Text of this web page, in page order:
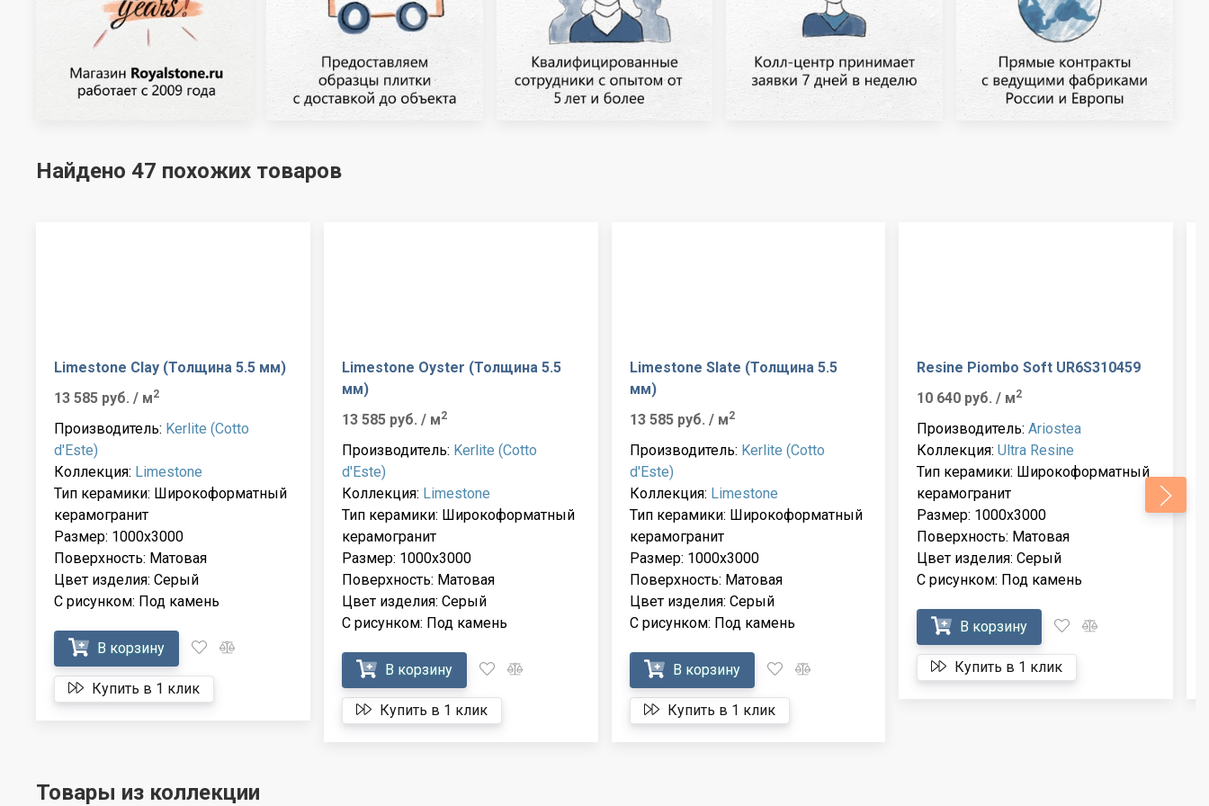
Найдено 47 похожих товаров
Limestone Clay (Толщина 5.5 мм)
13 585 руб. / м2
Производитель: Kerlite (Cotto
d'Este)
Коллекция: Limestone
Тип керамики: Широкоформатный
керамогранит
Размер: 1000x3000
Поверхность: Матовая
Цвет изделия: Серый
С рисунком: Под камень
В корзину
Купить в 1 клик
Limestone Oyster (Толщина 5.5
мм)
13 585 руб. / м2
Производитель: Kerlite (Cotto
d'Este)
Коллекция: Limestone
Тип керамики: Широкоформатный
керамогранит
Размер: 1000x3000
Поверхность: Матовая
Цвет изделия: Серый
С рисунком: Под камень
В корзину
Купить в 1 клик
Limestone Slate (Толщина 5.5
мм)
13 585 руб. / м2
Производитель: Kerlite (Cotto
d'Este)
Коллекция: Limestone
Тип керамики: Широкоформатный
керамогранит
Размер: 1000x3000
Поверхность: Матовая
Цвет изделия: Серый
С рисунком: Под камень
В корзину
Купить в 1 клик
Resine Piombo Soft UR6S310459
10 640 руб./ м2
Производитель:Ariostea
Коллекция:Ultra Resine
Тип керамики: Широкоформатный
керамогранит
Размер: 1000x3000
Поверхность: Матовая
Цвет изделия: Серый
С рисунком: Под камень
В корзину
Купить в 1 клик
Товары из коллекции